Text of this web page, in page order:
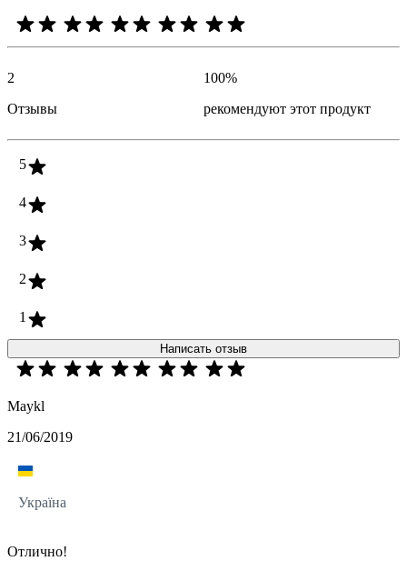
2
Отзывы
100%
рекомендуют этот продукт
5
4
3
2
1
Написать отзыв
Maykl
21/06/2019
Україна
Отлично!